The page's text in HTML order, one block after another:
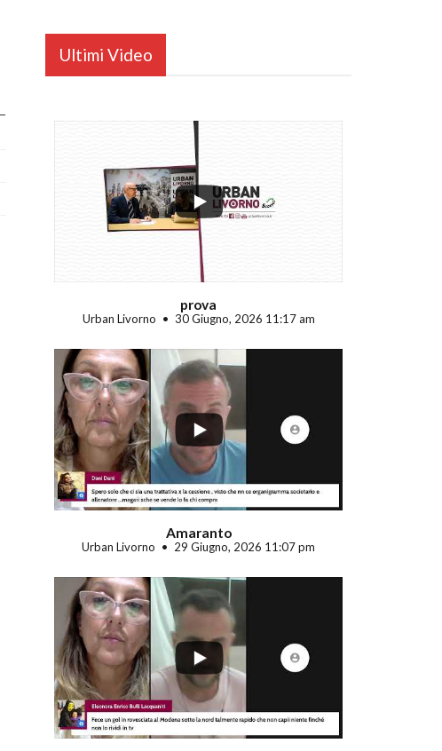
Ultimi Video
...
prova
Urban Livorno 30 Giugno, 2026 11:17 am
...
Amaranto
Urban Livorno 29 Giugno, 2026 11:07 pm
...